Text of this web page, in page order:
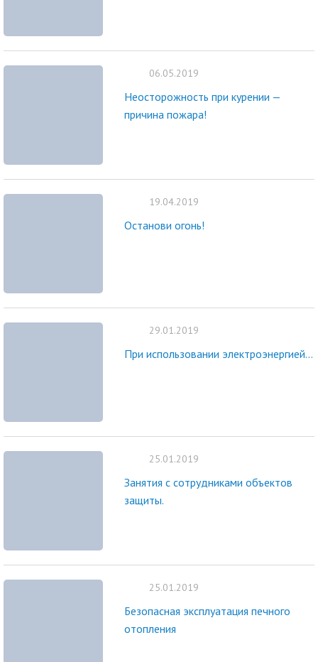
06.05.2019
Неосторожность при курении —
причина пожара!
19.04.2019
Останови огонь!
29.01.2019
При использовании электроэнергией...
25.01.2019
Занятия с сотрудниками объектов
защиты.
25.01.2019
Безопасная эксплуатация печного
отопления